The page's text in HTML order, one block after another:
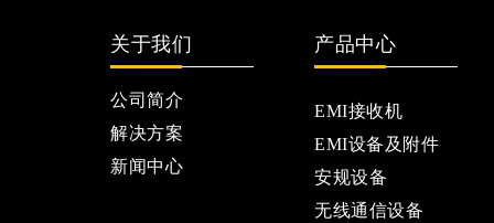
关于我们
公司简介
解决方案
新闻中心
产品中心
EMI接收机
EMI设备及附件
安规设备
无线通信设备